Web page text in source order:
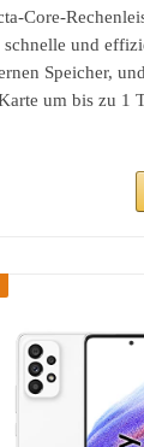
Core-
und
Speicher,
um bis zu 1